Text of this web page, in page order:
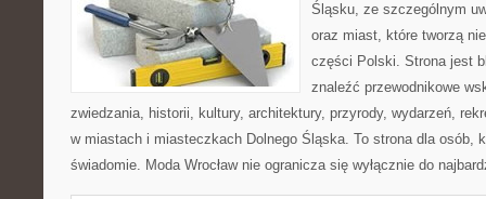
Śląsku, ze szczególnym
oraz miast, które tworzą
części Polski. Strona jest
znaleźć przewodnikowe
zwiedzania, historii, kultury, architektury, przyrody, wydarzeń,
w miastach i miasteczkach Dolnego Śląska. To strona dla osób,
świadomie. Moda Wrocław nie ogranicza się wyłącznie do